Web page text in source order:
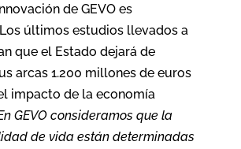
de GEVO es
últimos estudios llevados a
que el Estado dejará de
arcas 1.200 millones de euros
impacto de la economía
GEVO consideramos que la
de vida están determinadas